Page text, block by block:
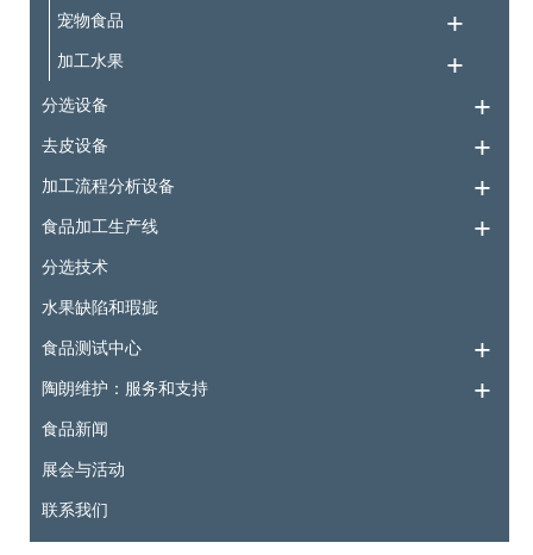
宠物食品
加工水果
分选设备
去皮设备
加工流程分析设备
食品加工生产线
分选技术
水果缺陷和瑕疵
食品测试中心
陶朗维护：服务和支持
食品新闻
展会与活动
联系我们